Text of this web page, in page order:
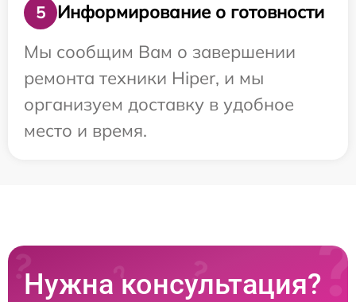
5
Информирование о готовности
Мы сообщим Вам о завершении
ремонта техники Hiper, и мы
организуем доставку в удобное
место и время.
Нужна консультация?